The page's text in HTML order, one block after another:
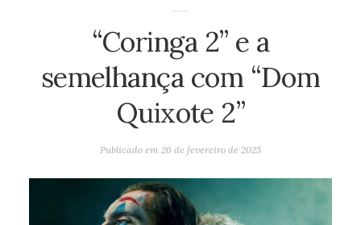
“Coringa 2” e a
semelhança com “Dom
Quixote 2”
Publicado em 26 de fevereiro de 2025